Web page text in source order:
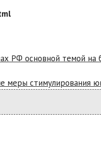
РФ основной темой на
меры стимулирования